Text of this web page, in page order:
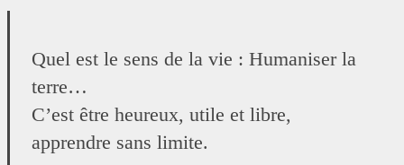
Quel est le sens de la vie : Humaniser la
terre…
C’est être heureux, utile et libre,
apprendre sans limite.